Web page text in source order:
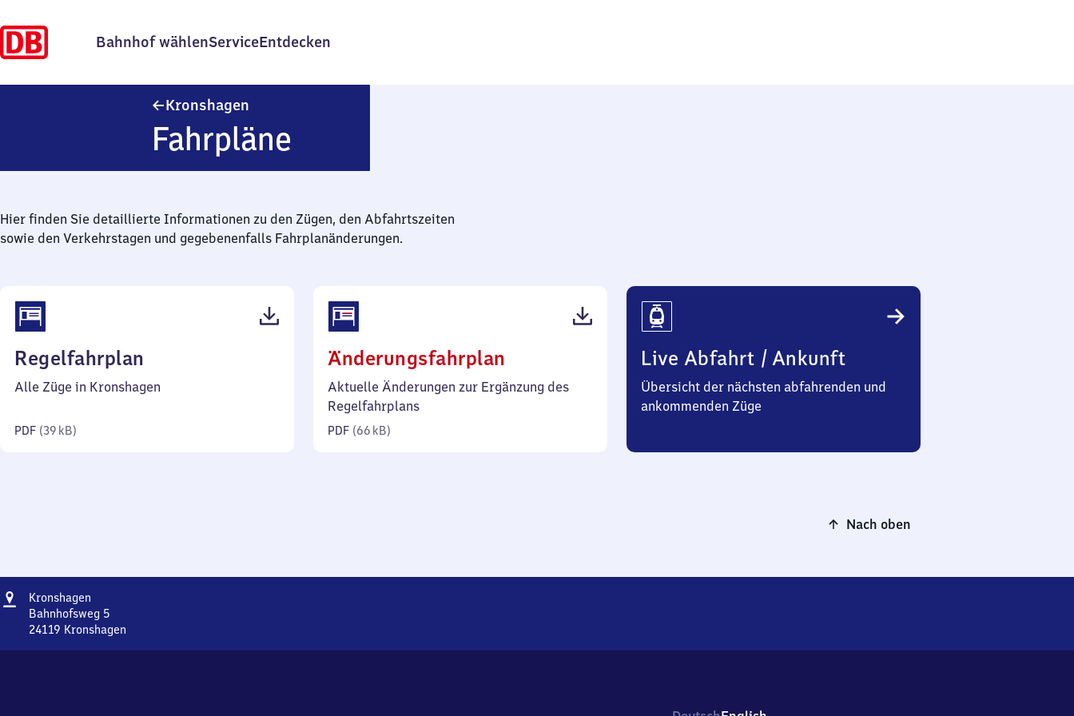
Bahnhof wählenServiceEntdecken
Kronshagen
Fahrpläne
Hier finden Sie detaillierte Informationen zu den Zügen, den Abfahrtszeiten
sowie den Verkehrstagen und gegebenenfalls Fahrplanänderungen.
Regelfahrplan
39
Alle Züge in Kronshagen
PDF (39 kB)
Änderungsfahrplan
66
Aktuelle Änderungen zur Ergänzung des
Regelfahrplans
PDF (66 kB)
Live Abfahrt / Ankunft
Übersicht der nächsten abfahrenden und
ankommenden Züge
Nach oben
Adresse
Kronshagen
Bahnhofsweg 5
24119 Kronshagen